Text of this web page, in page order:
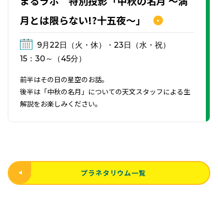
月とは限らない!?十五夜～」
9月22日（火・休）・23日（水・祝）
15：30～（45分）
前半はその日の星空のお話。
後半は「中秋の名月」についての天文スタッフによる生
解説をお楽しみください。
プラネタリウム一覧